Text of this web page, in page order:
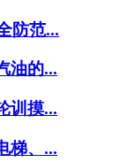
防范...
油的...
训摸...
梯、...